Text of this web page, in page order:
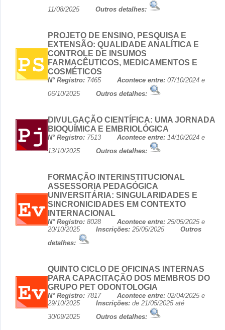
11/08/2025 Outros detalhes:
PROJETO DE ENSINO, PESQUISA E
EXTENSÃO: QUALIDADE ANALÍTICA E
CONTROLE DE INSUMOS
FARMACÊUTICOS, MEDICAMENTOS E
COSMÉTICOS
N° Registro: 7465 Acontece entre: 07/10/2024 e
06/10/2025 Outros detalhes:
DIVULGAÇÃO CIENTÍFICA: UMA JORNADA
BIOQUÍMICA E EMBRIOLÓGICA
N° Registro: 7513 Acontece entre: 14/10/2024 e
13/10/2025 Outros detalhes:
FORMAÇÃO INTERINSTITUCIONAL
ASSESSORIA PEDAGÓGICA
UNIVERSITÁRIA: SINGULARIDADES E
SINCRONICIDADES EM CONTEXTO
INTERNACIONAL
N° Registro: 8028 Acontece entre: 25/05/2025 e
20/10/2025 Inscrições: 25/05/2025 Outros
detalhes:
QUINTO CICLO DE OFICINAS INTERNAS
PARA CAPACITAÇÃO DOS MEMBROS DO
GRUPO PET ODONTOLOGIA
N° Registro: 7817 Acontece entre: 02/04/2025 e
29/10/2025 Inscrições: de 21/05/2025 até
30/09/2025 Outros detalhes: